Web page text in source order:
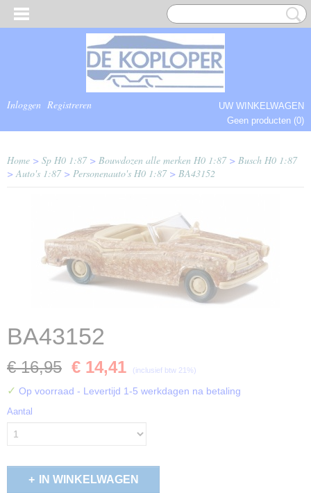
Inloggen Registreren
UW WINKELWAGEN
Geen producten (0)
Home > Sp H0 1:87> Bouwdozen alle merken H0 1:87> Busch H0 1:87
>Auto's 1:87> Personenauto's H0 1:87> BA43152
BA43152
€ 16,95 € 14,41 (inclusief btw 21%)
✓ Op voorraad - Levertijd 1-5 werkdagen na betaling
Aantal
IN WINKELWAGEN